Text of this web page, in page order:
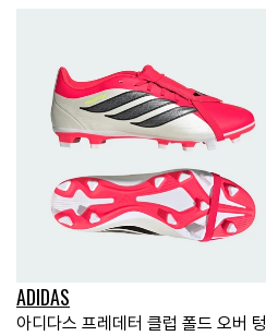
ADIDAS
아디다스 프레데터 클럽 폴드 오버 텅